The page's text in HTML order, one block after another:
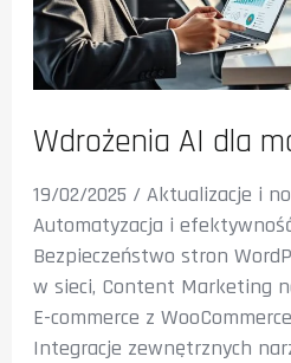
Wdrożenia AI dla
19/02/2025 /Aktualizacje i
Automatyzacja i
Bezpieczeństwo stron
w sieci, Content Marketing
E-commerce z
Integracje zewnętrznych